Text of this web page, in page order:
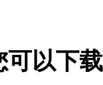
可以下